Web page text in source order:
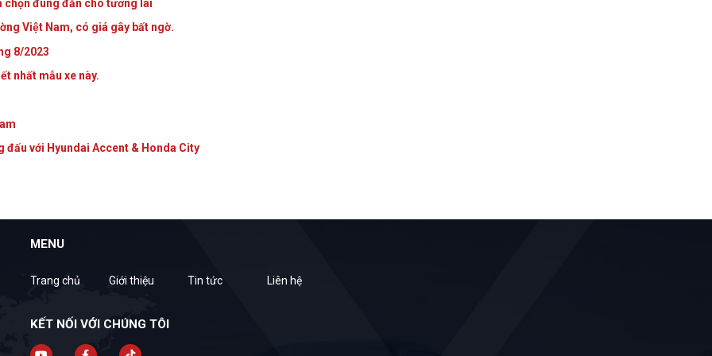
chọn đúng đắn cho tương lai
Việt Nam, có giá gây bất ngờ.
8/2023
nhất mẫu xe này.
với Hyundai Accent & Honda City
MENU
Trang chủ Giới thiệu Tin tức Liên hệ
KẾT NỐI VỚI CHÚNG TÔI